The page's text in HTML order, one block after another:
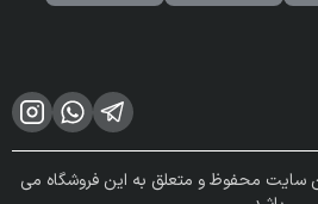
سایت محفوظ و متعلق به این فروشگاه می